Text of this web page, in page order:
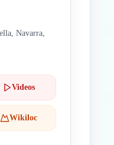
Navarra,
Videos
Wikiloc